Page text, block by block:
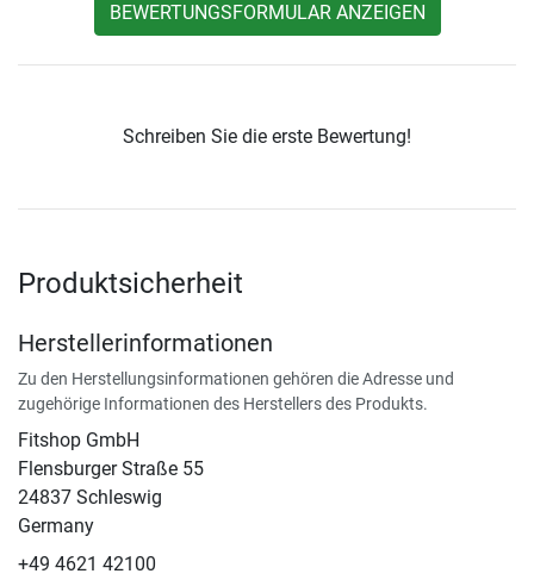
BEWERTUNGSFORMULAR ANZEIGEN
Schreiben Sie die erste Bewertung!
Produktsicherheit
Herstellerinformationen
Zu den Herstellungsinformationen gehören die Adresse und
zugehörige Informationen des Herstellers des Produkts.
Fitshop GmbH
Flensburger Straße 55
24837 Schleswig
Germany
+49 4621 42100